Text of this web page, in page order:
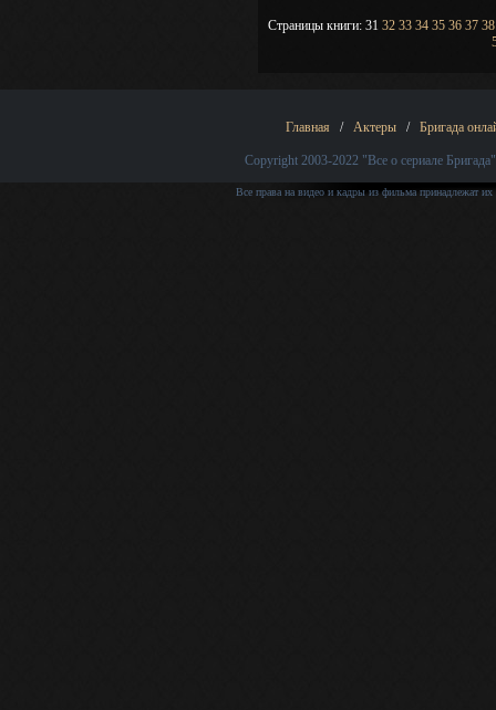
Страницы книги: 31 32 33 34 35 36 37 38
Главная / Актеры / Бригада
Copyright 2003-2022 "Все о сериале Бригада"
Все права на видео и кадры из фильма принадлежат